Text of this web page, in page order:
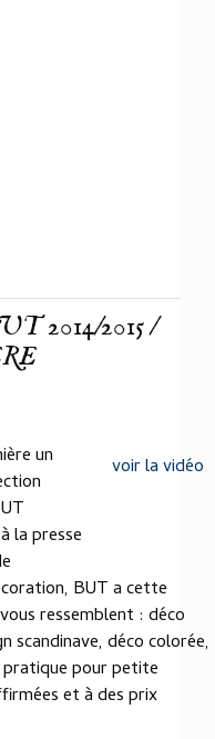
2014/2015 /
voir la vidéo
un
la presse
BUT a cette
ressemblent : déco
scandinave, déco colorée,
pour petite
et à des prix